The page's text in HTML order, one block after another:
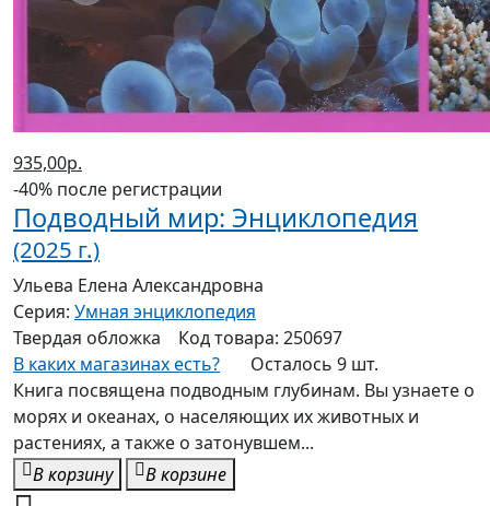
935,00р.
-40% после регистрации
Подводный мир: Энциклопедия
(2025 г.)
Ульева Елена Александровна
Серия: Умная энциклопедия
Твердая обложка Код товара: 250697
В каких магазинах есть?
Осталось 9 шт.
Книга посвящена подводным глубинам. Вы узнаете о
морях и океанах, о населяющих их животных и
растениях, а также о затонувшем...
В корзину
В корзине